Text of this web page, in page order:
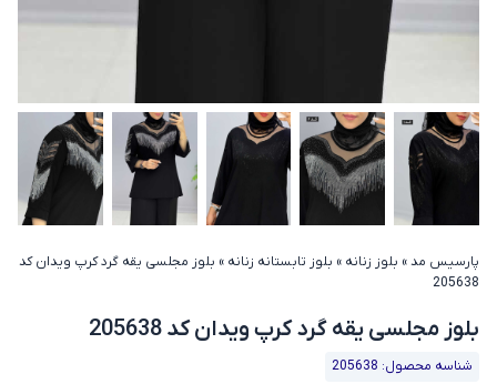
پارسیس مد» بلوز زنانه » بلوز تابستانه زنانه » بلوز مجلسی یقه گرد کرپ ویدان کد
205638
بلوز مجلسی یقه گرد کرپ ویدان کد 205638
شناسه محصول: 205638